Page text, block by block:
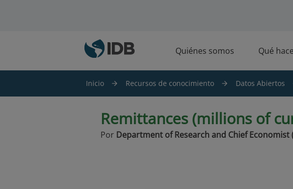
Quiénes somos Qué
Inicio Recursos de conocimiento Datos Abiertos
Remittances (millions of
Por Department of Research and Chief Economist